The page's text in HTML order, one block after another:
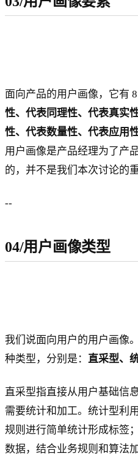
面向产品的用户画像，它有 8
性、代表同理性、代表真实
性、代表数量性、代表应用
用户画像是产品经理为了产
的，并不是我们本次讨论的
--
04/用户画像类型
我们说面向用户的用户画像
种类型，分别是： 直采型、
直采型指直接从用户基础信
需要统计和加工。统计型利
规则进行简单统计形成标签
数据，结合业务规则和算法